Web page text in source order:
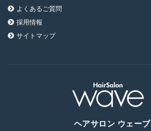
よくあるご質問
採用情報
サイトマップ
ヘアサロン ウェーブ